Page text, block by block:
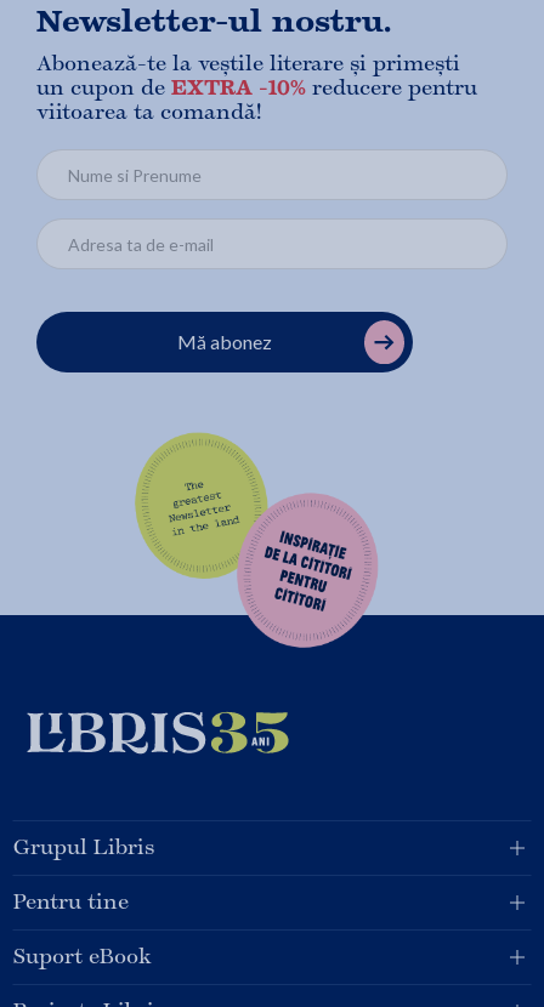
Newsletter-ul nostru.
Abonează-te la veștile literare și primești
un cupon de EXTRA -10% reducere pentru
viitoarea ta comandă!
Mă abonez
Grupul Libris
Pentru tine
Suport eBook